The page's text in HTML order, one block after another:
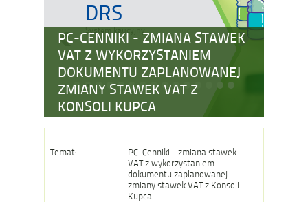
PC-CENNIKI - ZMIANA STAWEK
VAT Z WYKORZYSTANIEM
DOKUMENTU ZAPLANOWANEJ
ZMIANY STAWEK VAT Z
KONSOLI KUPCA
DRS
System kaucyjny
Temat:
PC-Cenniki - zmiana stawek
VAT z wykorzystaniem
dokumentu zaplanowanej
zmiany stawek VAT z Konsoli
Kupca